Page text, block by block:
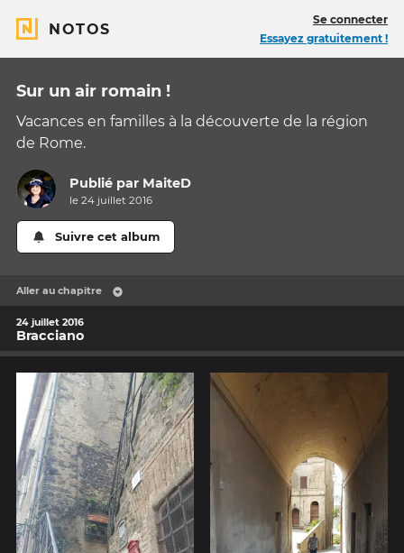
NOTOS
Se connecter
Essayez gratuitement !
Sur un air romain !
Vacances en familles à la découverte de la région
de Rome.
Publié par MaiteD
le 24 juillet 2016
Suivre cet album
Aller au chapitre
24 juillet 2016
Bracciano